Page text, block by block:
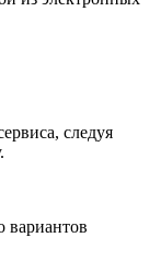
следуя
вариантов